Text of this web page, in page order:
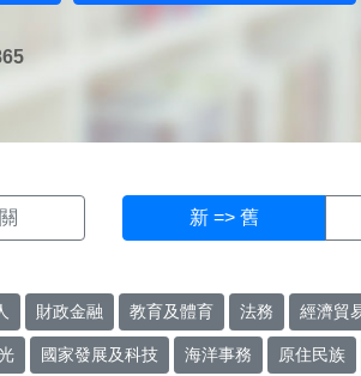
新 => 舊
財政金融 教育及體育 法務 經濟貿
國家發展及科技 海洋事務 原住民族